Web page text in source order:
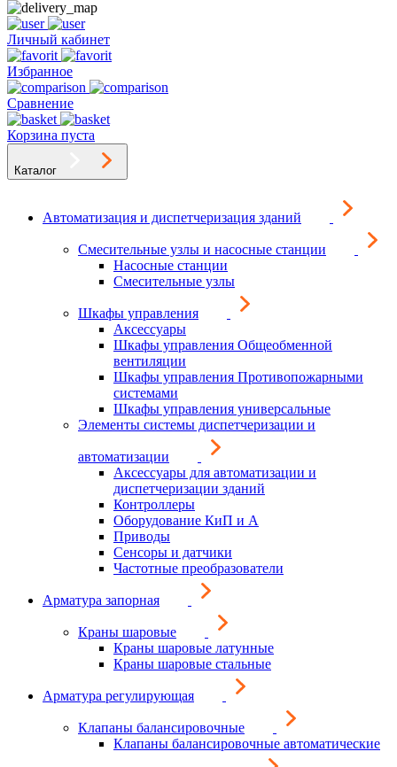
Личный кабинет
Избранное
Сравнение
Корзина пуста
Каталог
Автоматизация и диспетчеризация зданий
Смесительные узлы и насосные станции
Насосные станции
Смесительные узлы
Шкафы управления
Аксессуары
Шкафы управления Общеобменной
вентиляции
Шкафы управления Противопожарными
системами
Шкафы управления универсальные
Элементы системы диспетчеризации и
автоматизации
Аксессуары для автоматизации и
диспетчеризации зданий
Контроллеры
Оборудование КиП и А
Приводы
Сенсоры и датчики
Частотные преобразователи
Арматура запорная
Краны шаровые
Краны шаровые латунные
Краны шаровые стальные
Арматура регулирующая
Клапаны балансировочные
Клапаны балансировочные автоматические